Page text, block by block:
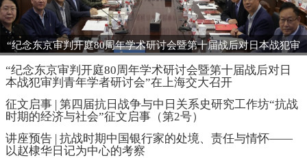
“纪念东京审判开庭80周年学术研讨会暨第十届战后对日本战犯审
判青年学者研讨会”在上海交大召开
“纪念东京审判开庭80周年学术研讨会暨第十届战后对日
本战犯审判青年学者研讨会”在上海交大召开
征文启事 | 第四届抗日战争与中日关系史研究工作坊“抗战
时期的经济与社会”征文启事（第2号）
讲座预告 | 抗战时期中国银行家的处境、责任与情怀——
以赵棣华日记为中心的考察